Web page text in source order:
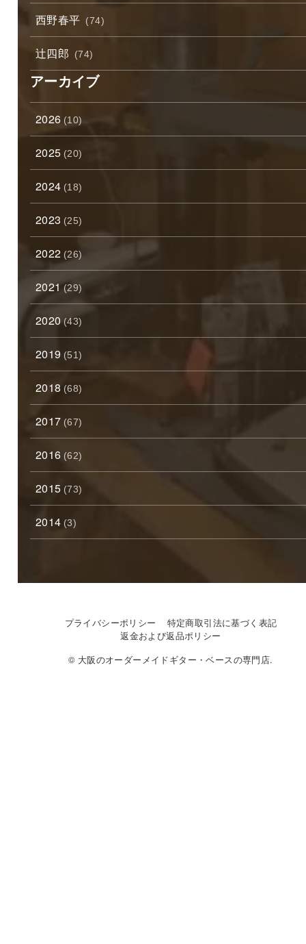
西野春平 (74)
辻四郎 (74)
アーカイブ
2026 (10)
2025 (20)
2024 (18)
2023 (25)
2022 (26)
2021 (29)
2020 (43)
2019 (51)
2018 (68)
2017 (67)
2016 (62)
2015 (73)
2014 (3)
プライバシーポリシー
特定商取引法に基づく表記
返金および返品ポリシー
© 大阪のオーダーメイドギター・ベースの専門店.